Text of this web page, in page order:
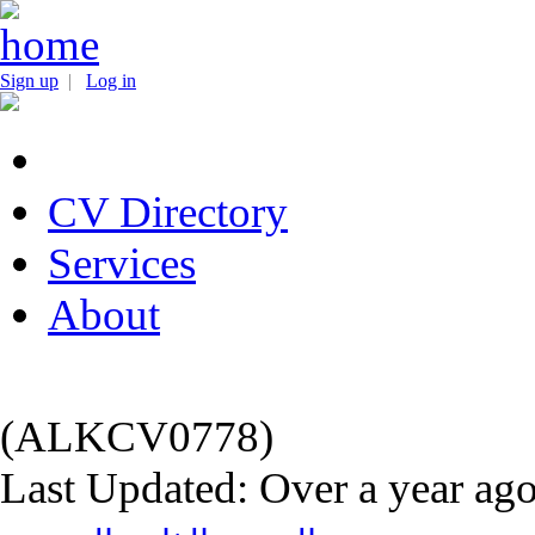
Sign up | Log in
CV Directory
Services
About
(ALKCV0778)
Last Updated: Over a year